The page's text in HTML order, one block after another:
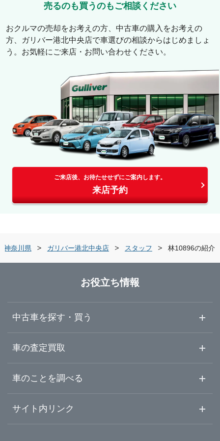
売るのも買うのもご相談ください
おクルマの売却をお考えの方、中古車の購入をお考えの
方、
ガリバー港北中央店で車選びの相談からはじめましょ
う。お気軽にご来店・お問い合わせください。
ご来店後、お待たせせずにご案内します。
来店予約
神奈川県 ガリバー港北中央店 スタッフ 林10896の紹介
お役立ち情報
中古車を探す・買う
中古車情報・中古車検索
初めての中古車購入ガイド
車の査定買取
車査定・車買取ならガリバー
ガリバーの査定が選ばれる理由
車のことを調べる
車初心者まとめ
サイト内リンク